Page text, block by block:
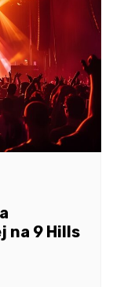
na 9 Hills